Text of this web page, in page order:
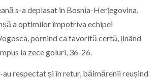
s-a deplasat în Bosnia-Herțegovina,
a optimilor împotriva echipei
pornind ca favorită certă, ținând
la zece goluri, 36-26.
au respectat și în retur, băimărenii reușind